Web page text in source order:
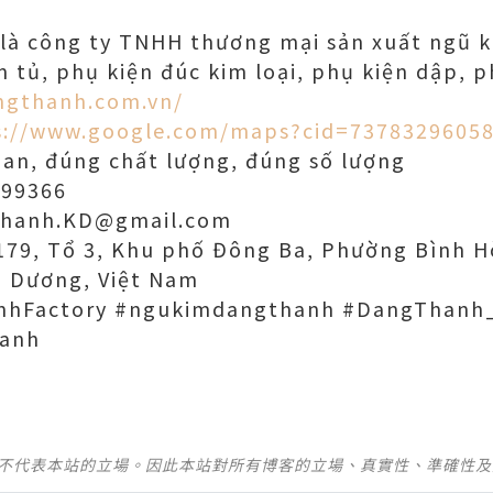
công ty TNHH thương mại sản xuất ngũ
tủ, phụ kiện đúc kim loại, phụ kiện dập,
www.google.com/
đúng chất lượng, đúng số lượng
Tổ 3, Khu phố Đông Ba, Phường Bình
Việt Nam
#ngukimdangthanh
代表本站的立場。因此本站對所有博客的立場、真實性、準確性